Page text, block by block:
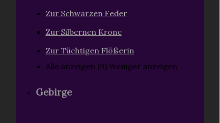
Zur Schwarzen Feder
Zur Silbernen Krone
Zur Tüchtigen Flößerin
Alle anzeigen (9) Weniger anzeigen
Gebirge